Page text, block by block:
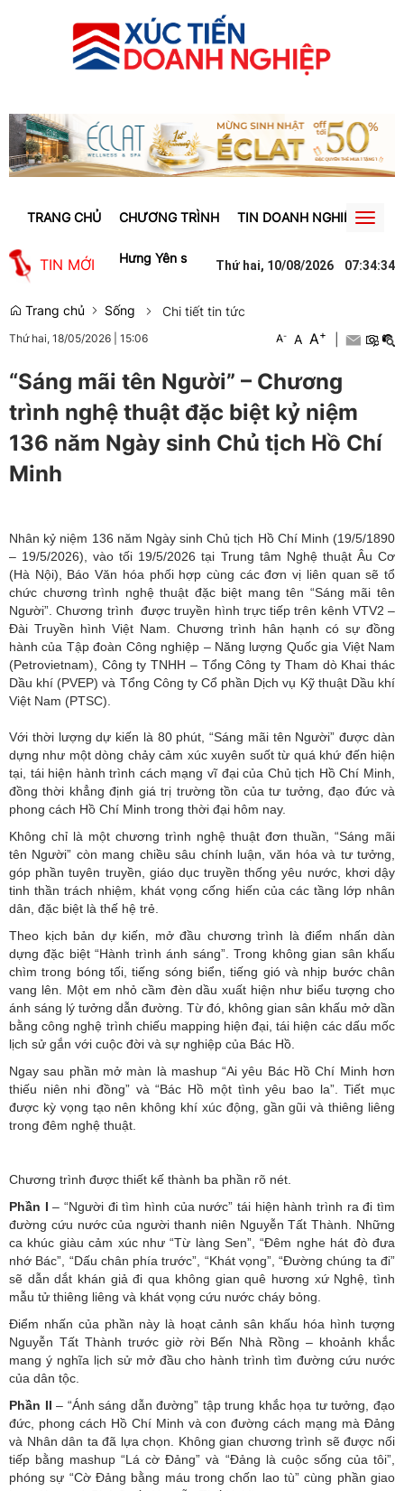
TRANG CHỦ CHƯƠNG TRÌNH TIN DOANH NGHIỆP Toggle
TIN MỚI
Người phụ nữ ở Hưng Yên suýt bị mất gần 30 triệu đồng vì cuộc
Thứ hai, 10/08/2026 07:34:34
Trang chủ Sống Chi tiết tin tức
Thứ hai, 18/05/2026 15:06 A- A A+
“Sáng mãi tên Người” – Chương
trình nghệ thuật đặc biệt kỷ niệm
136 năm Ngày sinh Chủ tịch Hồ Chí
Minh
Nhân kỷ niệm 136 năm Ngày sinh Chủ tịch Hồ Chí Minh (19/5/1890
– 19/5/2026), vào tối 19/5/2026 tại Trung tâm Nghệ thuật Âu Cơ
(Hà Nội), Báo Văn hóa phối hợp cùng các đơn vị liên quan sẽ tổ
chức chương trình nghệ thuật đặc biệt mang tên “Sáng mãi tên
Người”. Chương trình được truyền hình trực tiếp trên kênh VTV2 –
Đài Truyền hình Việt Nam. Chương trình hân hạnh có sự đồng
hành của Tập đoàn Công nghiệp – Năng lượng Quốc gia Việt Nam
(Petrovietnam), Công ty TNHH – Tổng Công ty Tham dò Khai thác
Dầu khí (PVEP) và Tổng Công ty Cổ phần Dịch vụ Kỹ thuật Dầu khí
Việt Nam (PTSC).
Với thời lượng dự kiến là 80 phút, “Sáng mãi tên Người” được dàn
dựng như một dòng chảy cảm xúc xuyên suốt từ quá khứ đến hiện
tại, tái hiện hành trình cách mạng vĩ đại của Chủ tịch Hồ Chí Minh,
đồng thời khẳng định giá trị trường tồn của tư tưởng, đạo đức và
phong cách Hồ Chí Minh trong thời đại hôm nay.
Không chỉ là một chương trình nghệ thuật đơn thuần, “Sáng mãi
tên Người” còn mang chiều sâu chính luận, văn hóa và tư tưởng,
góp phần tuyên truyền, giáo dục truyền thống yêu nước, khơi dậy
tinh thần trách nhiệm, khát vọng cống hiến của các tầng lớp nhân
dân, đặc biệt là thế hệ trẻ.
Theo kịch bản dự kiến, mở đầu chương trình là điểm nhấn dàn
dựng đặc biệt “Hành trình ánh sáng”. Trong không gian sân khấu
chìm trong bóng tối, tiếng sóng biển, tiếng gió và nhịp bước chân
vang lên. Một em nhỏ cầm đèn dầu xuất hiện như biểu tượng cho
ánh sáng lý tưởng dẫn đường. Từ đó, không gian sân khấu mở dần
bằng công nghệ trình chiếu mapping hiện đại, tái hiện các dấu mốc
lịch sử gắn với cuộc đời và sự nghiệp của Bác Hồ.
Ngay sau phần mở màn là mashup “Ai yêu Bác Hồ Chí Minh hơn
thiếu niên nhi đồng” và “Bác Hồ một tình yêu bao la”. Tiết mục
được kỳ vọng tạo nên không khí xúc động, gần gũi và thiêng liêng
trong đêm nghệ thuật.
Chương trình được thiết kế thành ba phần rõ nét.
Phần I – “Người đi tìm hình của nước” tái hiện hành trình ra đi tìm
đường cứu nước của người thanh niên Nguyễn Tất Thành. Những
ca khúc giàu cảm xúc như “Từ làng Sen”, “Đêm nghe hát đò đưa
nhớ Bác”, “Dấu chân phía trước”, “Khát vọng”, “Đường chúng ta đi”
sẽ dẫn dắt khán giả đi qua không gian quê hương xứ Nghệ, tình
mẫu tử thiêng liêng và khát vọng cứu nước cháy bỏng.
Điểm nhấn của phần này là hoạt cảnh sân khấu hóa hình tượng
Nguyễn Tất Thành trước giờ rời Bến Nhà Rồng – khoảnh khắc
mang ý nghĩa lịch sử mở đầu cho hành trình tìm đường cứu nước
của dân tộc.
Phần II – “Ánh sáng dẫn đường” tập trung khắc họa tư tưởng, đạo
đức, phong cách Hồ Chí Minh và con đường cách mạng mà Đảng
và Nhân dân ta đã lựa chọn. Không gian chương trình sẽ được nối
tiếp bằng mashup “Lá cờ Đảng” và “Đảng là cuộc sống của tôi”,
phóng sự “Cờ Đảng bằng máu trong chốn lao tù” cùng phần giao